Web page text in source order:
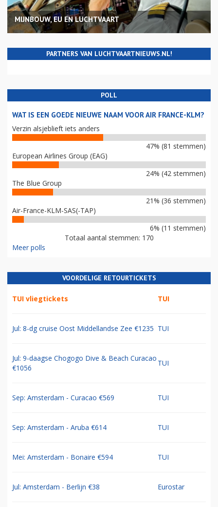
MIJNBOUW, EU EN LUCHTVAART
PARTNERS VAN LUCHTVAARTNIEUWS.NL!
POLL
WAT IS EEN GOEDE NIEUWE NAAM VOOR AIR FRANCE-KLM?
Verzin alsjeblieft iets anders
47% (81 stemmen)
European Airlines Group (EAG)
24% (42 stemmen)
The Blue Group
21% (36 stemmen)
Air-France-KLM-SAS(-TAP)
6% (11 stemmen)
Totaal aantal stemmen: 170
Meer polls
VOORDELIGE RETOURTICKETS
TUI vliegtickets TUI
Jul: 8-dg cruise Oost Middellandse Zee €1235 TUI
Jul: 9-daagse Chogogo Dive & Beach Curacao
€1056
TUI
Sep: Amsterdam - Curacao €569 TUI
Sep: Amsterdam - Aruba €614 TUI
Mei: Amsterdam - Bonaire €594 TUI
Jul: Amsterdam - Berlijn €38 Eurostar